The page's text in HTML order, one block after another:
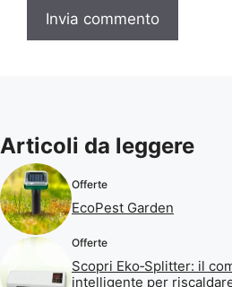
Articoli da leggere
Offerte
EcoPest Garden
Offerte
Scopri Eko‑Splitter: il
intelligente per